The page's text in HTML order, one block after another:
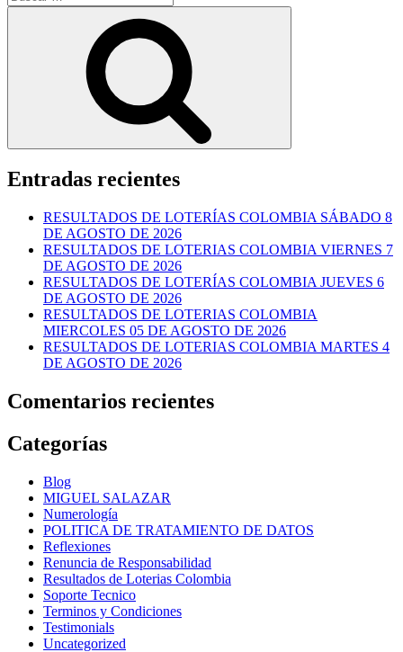
por:
Entradas recientes
RESULTADOS DE LOTERÍAS COLOMBIA SÁBADO 8
DE AGOSTO DE 2026
RESULTADOS DE LOTERIAS COLOMBIA VIERNES 7
DE AGOSTO DE 2026
RESULTADOS DE LOTERÍAS COLOMBIA JUEVES 6
DE AGOSTO DE 2026
RESULTADOS DE LOTERIAS COLOMBIA
MIERCOLES 05 DE AGOSTO DE 2026
RESULTADOS DE LOTERIAS COLOMBIA MARTES 4
DE AGOSTO DE 2026
Comentarios recientes
Categorías
Blog
MIGUEL SALAZAR
Numerología
POLITICA DE TRATAMIENTO DE DATOS
Reflexiones
Renuncia de Responsabilidad
Resultados de Loterias Colombia
Soporte Tecnico
Terminos y Condiciones
Testimonials
Uncategorized